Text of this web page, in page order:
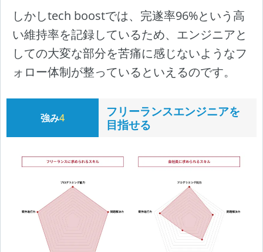
しかしtech boostでは、完遂率96%という高
い維持率を記録しているため、エンジニアと
しての大変な部分を苦痛に感じないようなフ
ォロー体制が整っているといえるのです。
強み4
フリーランスエンジニアを
目指せる